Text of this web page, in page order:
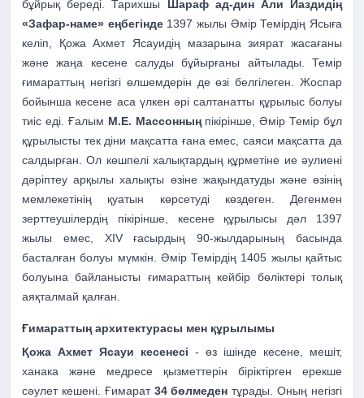
бұйрық береді.Тарихшы Шараф ад-дин Али Йаздидің
«Зафар-наме» еңбегінде1397 жылы Әмір Темірдің Ясыға
келіп, Қожа Ахмет Ясауидің мазарына зиярат жасағаны
және жаңа кесене салуды бұйырғаны айтылады. Темір
ғимараттың негізгі өлшемдерін де өзі белгілеген. Жоспар
бойынша кесене аса үлкен әрі салтанатты құрылыс болуы
тиіс еді. Ғалым М.Е. Массонныңпікірінше, Әмір Темір бұл
құрылысты тек діни мақсатта ғана емес, саяси мақсатта да
салдырған. Ол көшпелі халықтардың құрметіне ие әулиені
дәріптеу арқылы халықты өзіне жақындатуды және өзінің
мемлекетінің қуатын көрсетуді көздеген. Дегенмен
зерттеушілердің пікірінше, кесене құрылысы дәл 1397
жылы емес, XIV ғасырдың 90-жылдарының басында
басталған болуы мүмкін. Әмір Темірдің 1405 жылы қайтыс
болуына байланысты ғимараттың кейбір бөліктері толық
аяқталмай қалған.
Ғимараттың архитектурасы мен құрылымы
Қожа Ахмет Ясауи кесенесі - өз ішінде кесене, мешіт,
ханака және медресе қызметтерін біріктірген ерекше
сәулет кешені. Ғимарат 34 бөлмеден тұрады. Оның негізгі